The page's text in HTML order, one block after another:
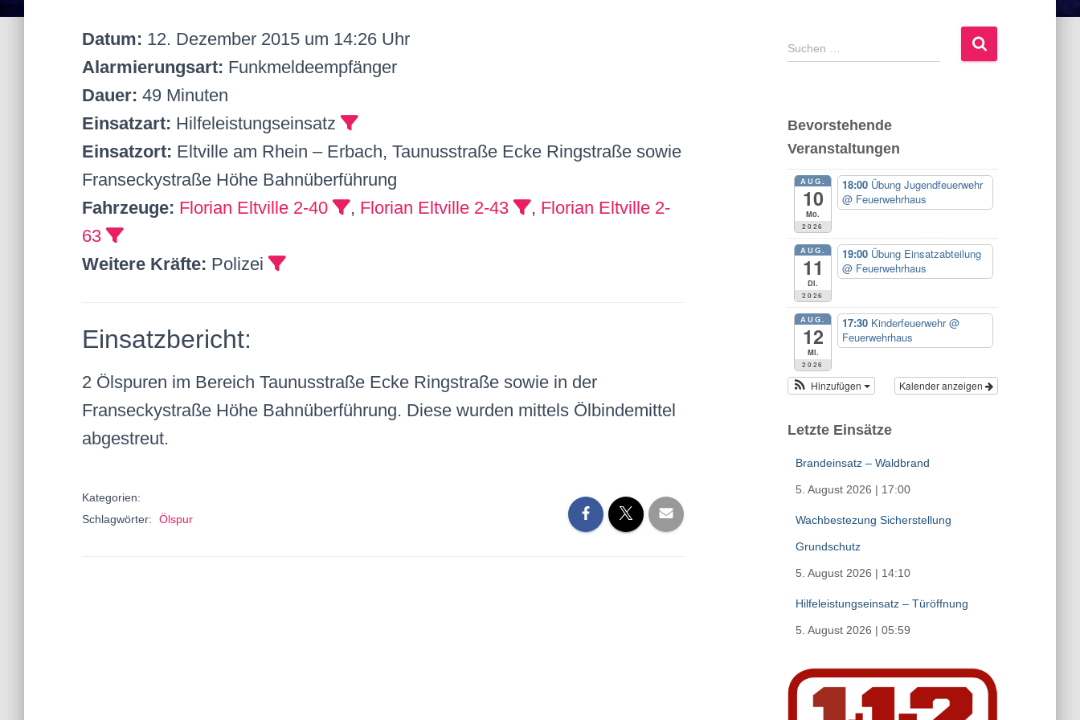
Datum: 12. Dezember 2015 um 14:26 Uhr
Alarmierungsart: Funkmeldeempfänger
Dauer: 49 Minuten
Einsatzart: Hilfeleistungseinsatz
Einsatzort: Eltville am Rhein – Erbach, Taunusstraße Ecke Ringstraße sowie
Franseckystraße Höhe Bahnüberführung
Fahrzeuge: Florian Eltville 2-40 , Florian Eltville 2-43 , Florian Eltville 2-
63
Weitere Kräfte: Polizei
Einsatzbericht:
2 Ölspuren im Bereich Taunusstraße Ecke Ringstraße sowie in der
Franseckystraße Höhe Bahnüberführung. Diese wurden mittels Ölbindemittel
abgestreut.
Kategorien:
Schlagwörter:
Ölspur
S
u
n
n
Suchen …
Bevorstehende
Veranstaltungen
AUG.
10
Mo.
2026
18:00 Übung Jugendfeuerwehr
@ Feuerwehrhaus
AUG.
11
Di.
2026
19:00 Übung Einsatzabteilung
@ Feuerwehrhaus
AUG.
12
Mi.
2026
17:30 Kinderfeuerwehr@
Feuerwehrhaus
Kalender anzeigen
Hinzufügen
Letzte Einsätze
Brandeinsatz – Waldbrand
5. August 2026 | 17:00
Wachbestezung Sicherstellung
Grundschutz
5. August 2026 | 14:10
Hilfeleistungseinsatz – Türöffnung
5. August 2026 | 05:59